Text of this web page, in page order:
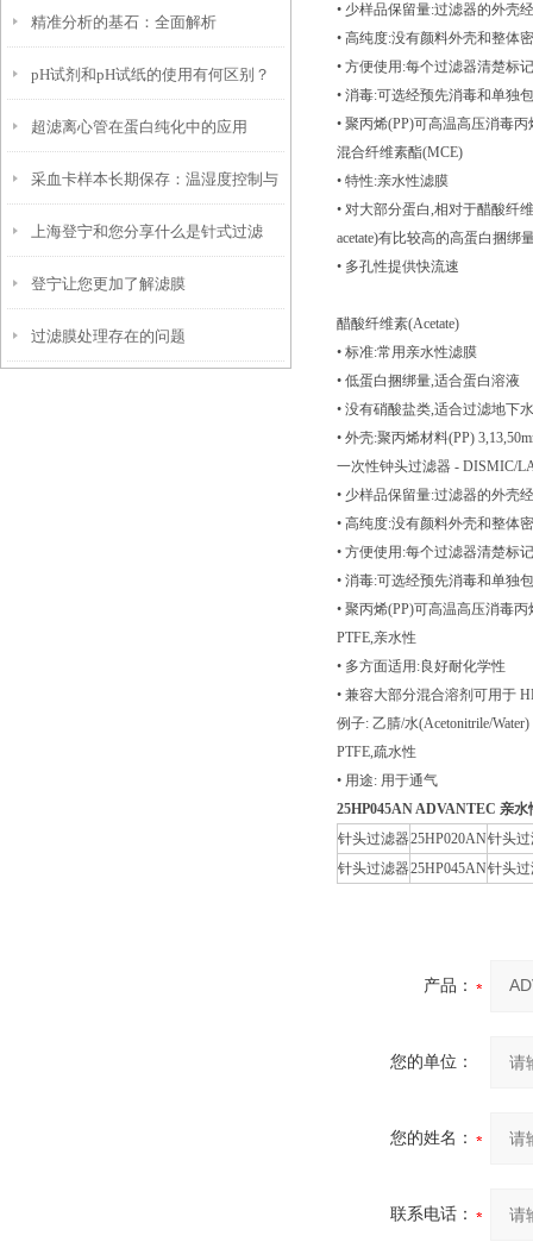
精准分析的基石：全面解析
Whatman™定量滤纸的选择与应用
pH试剂和pH试纸的使用有何区别？
超滤离心管在蛋白纯化中的应用
采血卡样本长期保存：温湿度控制与
防紫外线照射要点
上海登宁和您分享什么是针式过滤
器？
登宁让您更加了解滤膜
过滤膜处理存在的问题
• 少样品保留量:过滤器的外壳
• 高纯度:没有颜料外壳和整体
• 方便使用:每个过滤器清楚标
• 消毒:可选经预先消毒和单独
• 聚丙烯(PP)可高温高压消毒
混合纤维素酯(MCE)
• 特性:亲水性滤膜
• 对大部分蛋白,相对于醋酸纤
acetate)有比较高的高蛋白捆绑
• 多孔性提供快流速
醋酸纤维素(Acetate)
• 标准:常用亲水性滤膜
• 低蛋白捆绑量,适合蛋白溶液
• 没有硝酸盐类,适合过滤地下水
• 外壳:聚丙烯材料(PP)
一次性钟头过滤器 - DISMIC/
• 少样品保留量:过滤器的外壳
• 高纯度:没有颜料外壳和整体
• 方便使用:每个过滤器清楚标
• 消毒:可选经预先消毒和单独
• 聚丙烯(PP)可高温高压消毒
PTFE,亲水性
• 多方面适用:良好耐化学性
• 兼容大部分混合溶剂可用于
例子: 乙腈/水(Acetonitrile/Water)
PTFE,疏水性
• 用途: 用于通气
25HP045ANADVANTEC 亲水
针头过滤器25HP020AN针头过
针头过滤器25HP045AN针头过
产品：
您的单位：
您的姓名：
联系电话：